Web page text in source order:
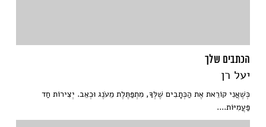
הכתבים שלך
יעל רן
כְּשֶׁאֲנִי קוֹרֵאת אֶת הַכְּתָבִים שֶׁלְּךָ, מִתְפַּתֶּלֶת מֵעֹנֶג וּכְאֵב. יְצִירוֹת חַד
פַּעֲמִיּוֹת....